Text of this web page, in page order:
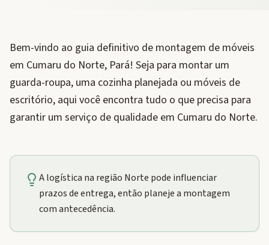
Bem-vindo ao guia definitivo de montagem de móveis
em Cumaru do Norte, Pará! Seja para montar um
guarda-roupa, uma cozinha planejada ou móveis de
escritório, aqui você encontra tudo o que precisa para
garantir um serviço de qualidade em Cumaru do Norte.
A logística na região Norte pode influenciar
prazos de entrega, então planeje a montagem
com antecedência.